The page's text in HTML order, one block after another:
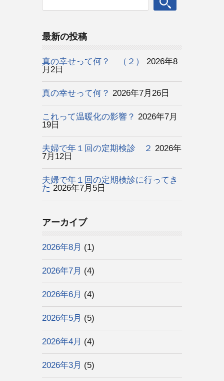
最新の投稿
真の幸せって何？ （２）
2026年8
月2日
真の幸せって何？ 2026年7月26日
これって温暖化の影響？ 2026年7月
19日
夫婦で年１回の定期検診 ２ 2026年
7月12日
夫婦で年１回の定期検診に行ってき
た 2026年7月5日
アーカイブ
2026年8月 (1)
2026年7月 (4)
2026年6月 (4)
2026年5月 (5)
2026年4月 (4)
2026年3月 (5)